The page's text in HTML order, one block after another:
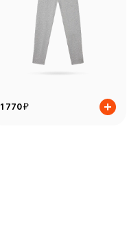
1 770й